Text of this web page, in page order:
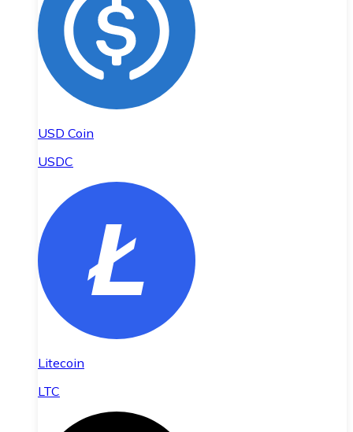
USD Coin
USDC
Litecoin
LTC